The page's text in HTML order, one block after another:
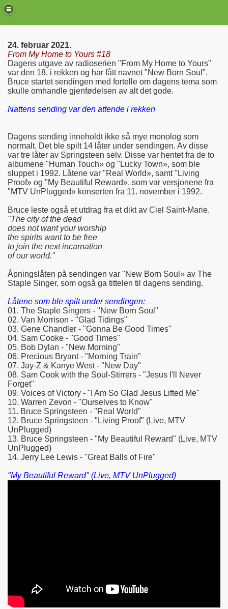
24. februar 2021.
From My Home to Yours #18
Dagens utgave av radioserien "From My Home to Yours"
var den 18. i rekken og har fått navnet "New Born Soul".
Bruce startet sendingen med fortelle om dagens tema som
skulle omhandle gjenfødelsen av alt det gode.
Nattens sending var den attende i rekken
Dagens sending inneholdt ikke så mye monolog som
normalt. Det ble spilt 14 låter under sendingen. Av disse
var tre låter av Springsteen selv. Disse var hentet fra de to
albumene "Human Touch» og "Lucky Town», som ble
sluppet i 1992. Låtene var "Real World», samt "Living
Proof» og "My Beautiful Reward», som var versjonene fra
"MTV UnPlugged» konserten fra 11. november i 1992.
Bruce leste også et utdrag fra et dikt av Ciel Saint-Marie.
"The city of the dead
does not want your worship
the spirits want to be free
to join the next incarnation
of our world."
Åpningslåten på sendingen var "New Born Soul» av The
Staple Singer, som også ga tittelen til dagens sending.
Låtene som ble spilt under sendingen:
01. The Staple Singers - "New Born Soul"
02. Van Morrison - "Glad Tidings"
03. Gene Chandler - "Gonna Be Good Times"
04. Sam Cooke - "Good Times"
05. Bob Dylan - "New Morning"
06. Precious Bryant - "Morning Train"
07. Jay-Z & Kanye West - "New Day"
08. Sam Cook with the Soul-Stirrers - "Jesus I'll Never
Forget"
09. Voices of Victory - "I Am So Glad Jesus Lifted Me"
10. Warren Zevon - "Ourselves to Know"
11. Bruce Springsteen - "Real World"
12. Bruce Springsteen - "Living Proof" (Live, MTV
UnPlugged)
13. Bruce Springsteen - "My Beautiful Reward" (Live, MTV
UnPlugged)
14. Jerry Lee Lewis - "Great Balls of Fire"
"My Beautiful Reward" (Live, MTV UnPlugged)